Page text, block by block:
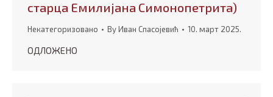
старца Емилијана Симонопетрита)
Некатегоризовано ByИван Спасојевић 10. март 2025.
ОДЛОЖЕНО